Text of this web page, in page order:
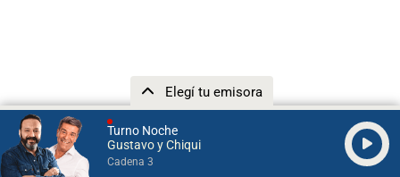
Turno Noche
Gustavo y Chiqui
Cadena 3
Elegí tu emisora